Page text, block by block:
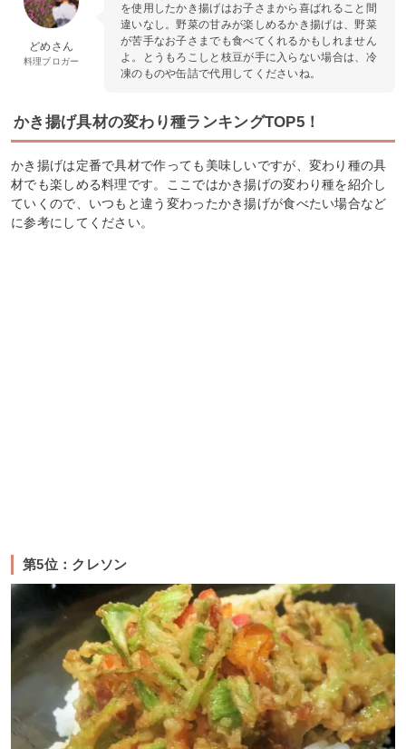
どめさん
料理ブロガー
を使用したかき揚げはお子さまから喜ばれること間
違いなし。野菜の甘みが楽しめるかき揚げは、野菜
が苦手なお子さまでも食べてくれるかもしれません
よ。とうもろこしと枝豆が手に入らない場合は、冷
凍のものや缶詰で代用してくださいね。
かき揚げ具材の変わり種ランキングTOP5！
かき揚げは定番で具材で作っても美味しいですが、変わり種の具
材でも楽しめる料理です。ここではかき揚げの変わり種を紹介し
ていくので、いつもと違う変わったかき揚げが食べたい場合など
に参考にしてください。
第5位：クレソン